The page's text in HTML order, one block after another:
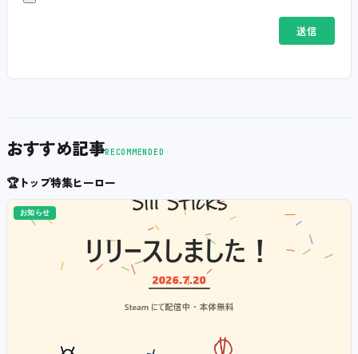
おすすめ記事RECOMMENDED
🏆トップ特集ヒーロー
お知らせ